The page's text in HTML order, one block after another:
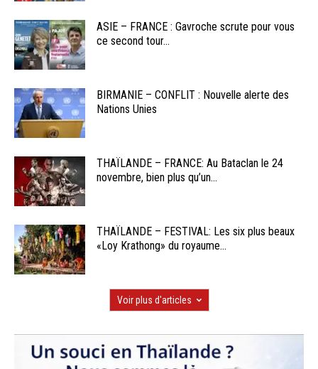
ASIE – FRANCE : Gavroche scrute pour vous
ce second tour...
BIRMANIE – CONFLIT : Nouvelle alerte des
Nations Unies
THAÏLANDE – FRANCE: Au Bataclan le 24
novembre, bien plus qu’un...
THAÏLANDE – FESTIVAL: Les six plus beaux
«Loy Krathong» du royaume...
Voir plus d'articles